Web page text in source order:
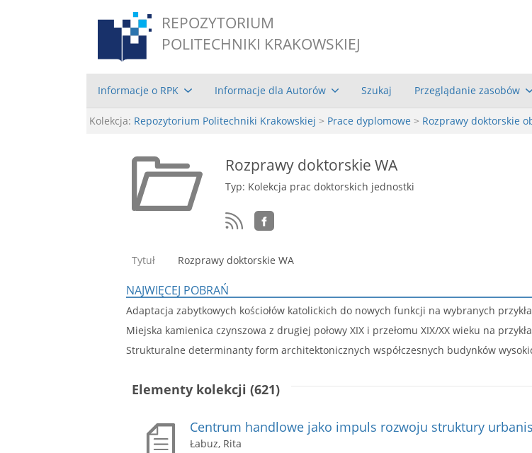
REPOZYTORIUM
POLITECHNIKI KRAKOWSKIEJ
Informacje o RPK Informacje dla Autorów Szukaj Przeglądanie zasobów
Kolekcja: Repozytorium Politechniki Krakowskiej > Prace dyplomowe > Rozprawy doktorskie
Rozprawy doktorskie WA
Typ: Kolekcja prac doktorskich jednostki
Tytuł Rozprawy doktorskie WA
NAJWIĘCEJ POBRAŃ
Adaptacja zabytkowych kościołów katolickich do nowych funkcji na wybranych
Strukturalne determinanty form architektonicznych współczesnych budynków
Elementy kolekcji (621)
Centrum handlowe jako impuls rozwoju struktury
Łabuz, Rita